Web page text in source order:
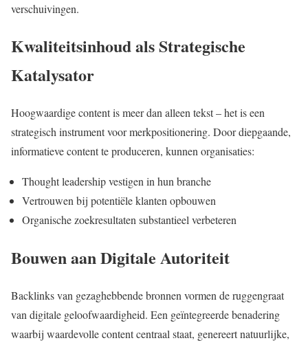
verschuivingen.
Kwaliteitsinhoud als Strategische
Katalysator
Hoogwaardige content is meer dan alleen tekst – het is een
strategisch instrument voor merkpositionering. Door diepgaande,
informatieve content te produceren, kunnen organisaties:
Thought leadership vestigen in hun branche
Vertrouwen bij potentiële klanten opbouwen
Organische zoekresultaten substantieel verbeteren
Bouwen aan Digitale Autoriteit
Backlinks van gezaghebbende bronnen vormen de ruggengraat
van digitale geloofwaardigheid. Een geïntegreerde benadering
waarbij waardevolle content centraal staat, genereert natuurlijke,